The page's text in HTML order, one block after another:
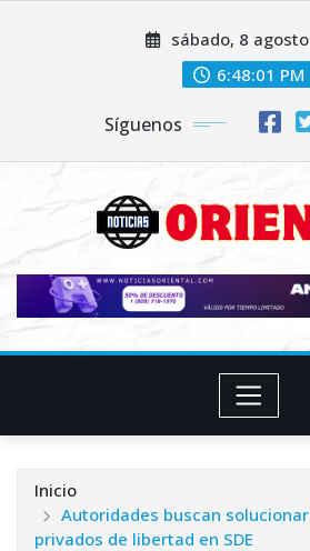
sábado, 8
6:48:03 PM
Síguenos
Inicio
Autoridades buscan
privados de libertad en SDE